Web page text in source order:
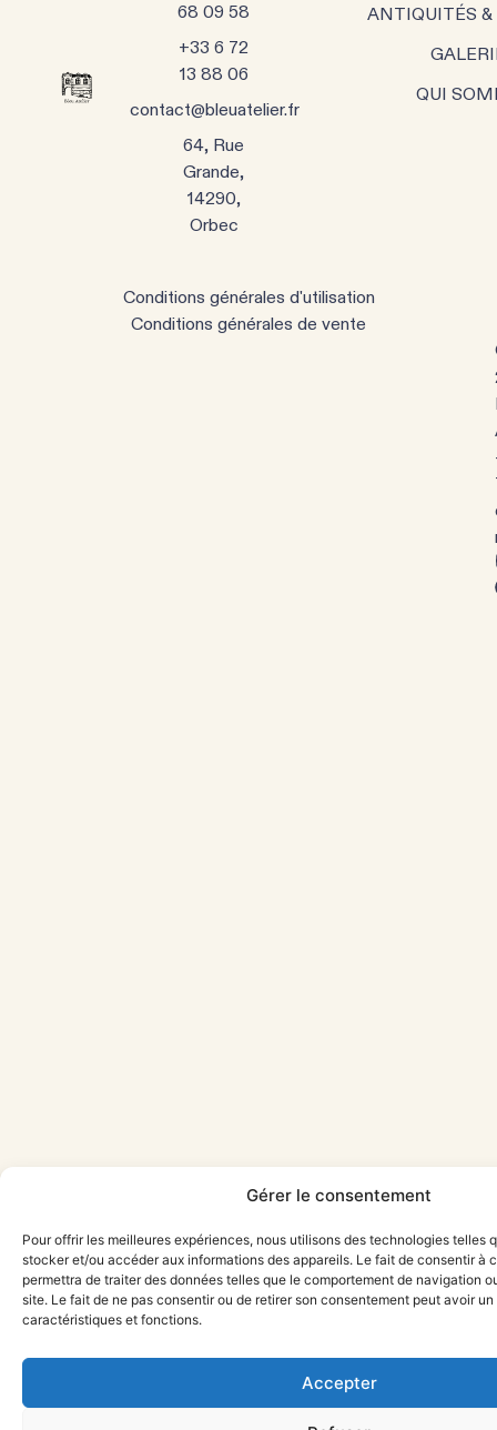
Gérer le consentement
Pour offrir les meilleures expériences, nous utilisons des technologies telles
stocker et/ou accéder aux informations des appareils. Le fait de consentir à
permettra de traiter des données telles que le comportement de navigation
site. Le fait de ne pas consentir ou de retirer son consentement peut avoir
caractéristiques et fonctions.
Accepter
68 09 58
+33 6 72
13 88 06
contact@bleuatelier.fr
64, Rue
Grande,
14290,
Orbec
ANTIQUITÉS
QUI
Conditions générales d'utilisation
Conditions générales de vente